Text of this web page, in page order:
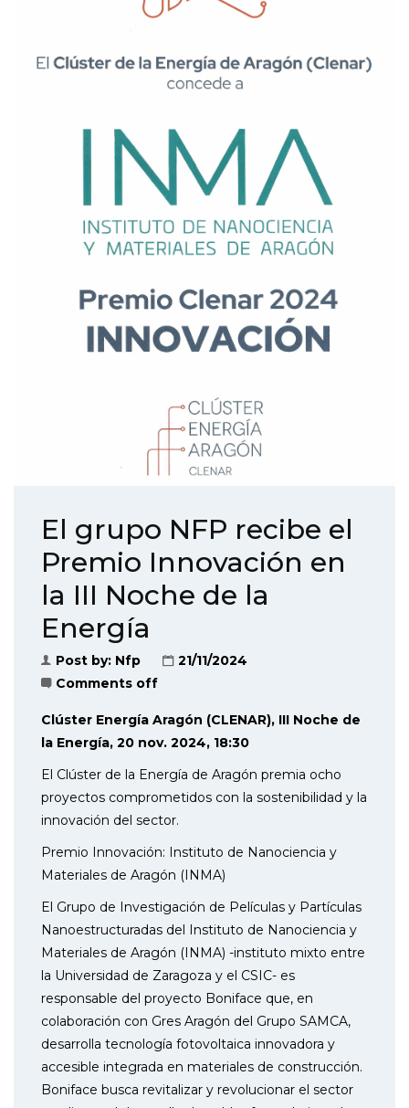
El grupo NFP recibe el
Premio Innovación en
la III Noche de la
Energía
Post by: Nfp
21/11/2024
Comments off
Clúster Energía Aragón (CLENAR), III Noche de
la Energía, 20 nov. 2024, 18:30
El Clúster de la Energía de Aragón premia ocho
proyectos comprometidos con la sostenibilidad y la
innovación del sector.
Premio Innovación: Instituto de Nanociencia y
Materiales de Aragón (INMA)
El Grupo de Investigación de Películas y Partículas
Nanoestructuradas del Instituto de Nanociencia y
Materiales de Aragón (INMA) -instituto mixto entre
la Universidad de Zaragoza y el CSIC- es
responsable del proyecto Boniface que, en
colaboración con Gres Aragón del Grupo SAMCA,
desarrolla tecnología fotovoltaica innovadora y
accesible integrada en materiales de construcción.
Boniface busca revitalizar y revolucionar el sector